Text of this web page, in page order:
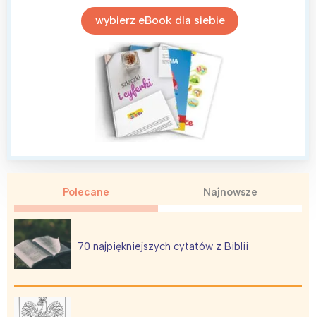
wybierz eBook dla siebie
Polecane Najnowsze
70 najpiękniejszych cytatów z Biblii